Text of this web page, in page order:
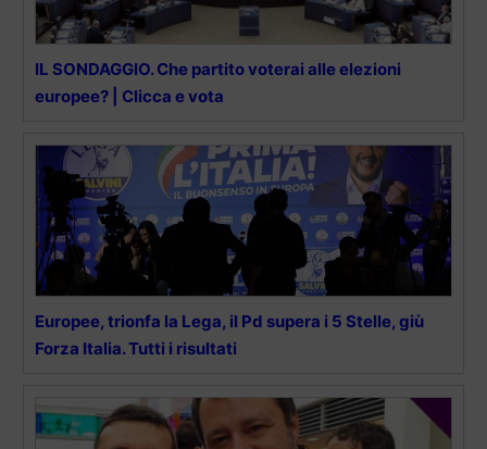
IL SONDAGGIO. Che partito voterai alle elezioni
europee? | Clicca e vota
Europee, trionfa la Lega, il Pd supera i 5 Stelle, giù
Forza Italia. Tutti i risultati